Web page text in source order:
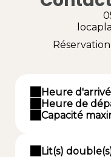
Heure
Heure de
Capacité
Lit(s)